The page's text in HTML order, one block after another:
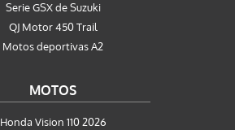
Serie GSX de Suzuki
QJ Motor 450 Trail
Motos deportivas A2
MOTOS
Honda Vision 110 2026